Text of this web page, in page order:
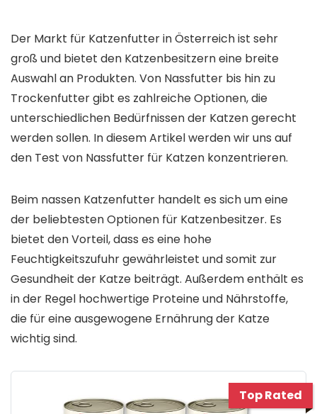
Der Markt für Katzenfutter in Österreich ist sehr
groß und bietet den Katzenbesitzern eine breite
Auswahl an Produkten. Von Nassfutter bis hin zu
Trockenfutter gibt es zahlreiche Optionen, die
unterschiedlichen Bedürfnissen der Katzen gerecht
werden sollen. In diesem Artikel werden wir uns auf
den Test von Nassfutter für Katzen konzentrieren.
Beim nassen Katzenfutter handelt es sich um eine
der beliebtesten Optionen für Katzenbesitzer. Es
bietet den Vorteil, dass es eine hohe
Feuchtigkeitszufuhr gewährleistet und somit zur
Gesundheit der Katze beiträgt. Außerdem enthält es
in der Regel hochwertige Proteine und Nährstoffe,
die für eine ausgewogene Ernährung der Katze
wichtig sind.
Top Rated